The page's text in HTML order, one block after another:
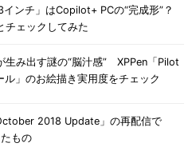
インチ」はCopilot+ PCの“完成形”？
チェックしてみた
生み出す謎の“脳汁感” XPPen「Pilot
ル」のお絵描き実用度をチェック
2018 Update」の再配信で
もの